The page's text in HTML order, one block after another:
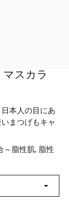
スカラ
本人の目にあ
まつげもキャ
～脂性肌, 脂性